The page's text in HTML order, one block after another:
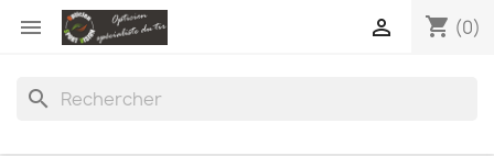
 shopping_cart (0)

search